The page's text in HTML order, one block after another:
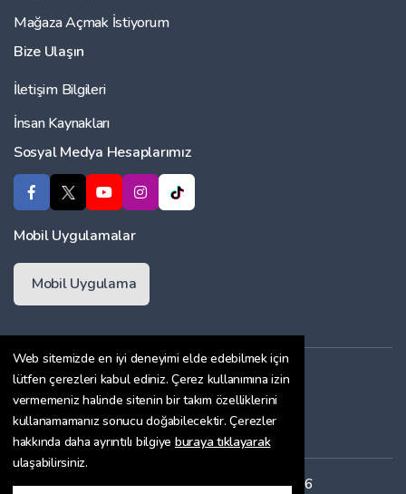
Web sitemizde en iyi deneyimi elde edebilmek için
lütfen çerezleri kabul ediniz. Çerez kullanımına izin
vermemeniz halinde sitenin bir takım özelliklerini
kullanamamanız sonucu doğabilecektir. Çerezler
hakkında daha ayrıntılı bilgiye buraya tıklayarak
ulaşabilirsiniz.
Mağaza Açmak İstiyorum
Bize Ulaşın
İletişim Bilgileri
İnsan Kaynakları
Sosyal Medya Hesaplarımız
Mobil Uygulamalar
Mobil Uygulama
Üyelik Sözleşmesi
Çerez Politikası
Gizlilik Sözleşmesi
Her hakkı saklıdır. Copyright © 2026